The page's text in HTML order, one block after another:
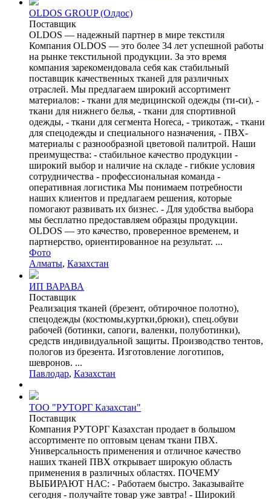
OLDOS GROUP (Олдос)
Поставщик
OLDOS — надежный партнер в мире текстиля
Компания OLDOS — это более 34 лет успешной работы
на рынке текстильной продукции. За это время
компания зарекомендовала себя как стабильный
поставщик качественных тканей для различных
отраслей. Мы предлагаем широкий ассортимент
материалов: - ткани для медицинской одежды (ти-си), -
ткани для нижнего белья, - ткани для спортивной
одежды, - ткани для сегмента Horeca, - трикотаж, - ткани
для спецодежды и специального назначения, - ПВХ-
материалы с разнообразной цветовой палитрой. Наши
преимущества: - стабильное качество продукции -
широкий выбор и наличие на складе - гибкие условия
сотрудничества - профессиональная команда -
оперативная логистика Мы понимаем потребности
наших клиентов и предлагаем решения, которые
помогают развивать их бизнес. - Для удобства выбора
мы бесплатно предоставляем образцы продукции.
OLDOS — это качество, проверенное временем, и
партнерство, ориентированное на результат. ...
Фото
Алматы, Казахстан
ИП ВАРАВА
Поставщик
Реализация тканей (брезент, обтирочное полотно),
спецодежды (костюмы,куртки,брюки), спец.обуви
рабочей (ботинки, сапоги, валенки, полуботинки),
средств индивидуальной защиты. Производство тентов,
пологов из брезента. Изготовление логотипов,
шевронов. ...
Павлодар, Казахстан
ТОО "РУТОРГ Казахстан"
Поставщик
Компания РУТОРГ Казахстан продает в большом
ассортименте по оптовым ценам ткани ПВХ.
Универсальность применения и отличное качество
наших тканей ПВХ открывает широкую область
применения в различных областях. ПОЧЕМУ
ВЫБИРАЮТ НАС: - Работаем быстро. Заказывайте
сегодня - получайте товар уже завтра! - Широкий